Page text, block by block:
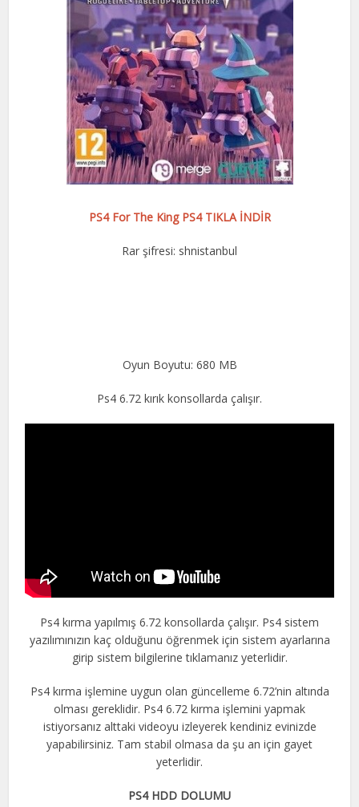
PS4 For The King PS4 TIKLA İNDİR
Rar şifresi: shnistanbul
Oyun Boyutu: 680 MB
Ps4 6.72 kırık konsollarda çalışır.
Ps4 kırma yapılmış 6.72 konsollarda çalışır. Ps4 sistem
yazılımınızın kaç olduğunu öğrenmek için sistem ayarlarına
girip sistem bilgilerine tıklamanız yeterlidir.
Ps4 kırma işlemine uygun olan güncelleme 6.72’nin altında
olması gereklidir. Ps4 6.72 kırma işlemini yapmak
istiyorsanız alttaki videoyu izleyerek kendiniz evinizde
yapabilirsiniz. Tam stabil olmasa da şu an için gayet
yeterlidir.
PS4 HDD DOLUMU